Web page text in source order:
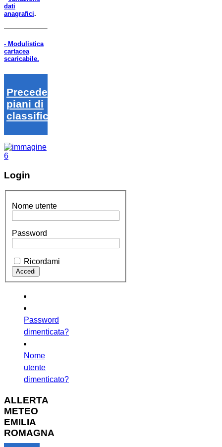
dati
anagrafici.
- Modulistica
cartacea
scaricabile.
Precedenti
piani di
classifica
Login
Nome utente
Password
Ricordami
Password
dimenticata?
Nome
utente
dimenticato?
ALLERTA
METEO
EMILIA
ROMAGNA